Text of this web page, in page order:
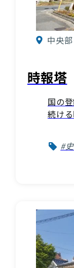
中央
時報塔
国の
続け
#